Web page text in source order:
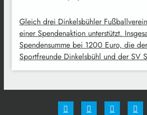
Gleich drei Dinkelsbühler
einer Spendenaktion unterstützt.
Spendensumme bei 1200 Euro, die
Sportfreunde Dinkelsbühl und der SV